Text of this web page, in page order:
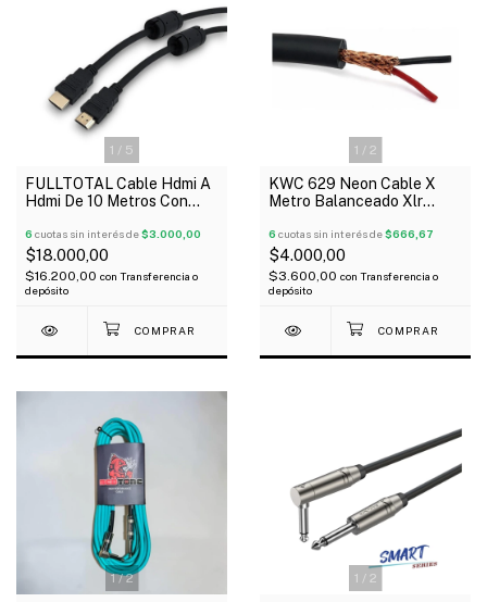
1 / 5
FULLTOTAL Cable Hdmi A
Hdmi De 10 Metros Con
6 cuotas sin interés de$3.000,00
$18.000,00
$16.200,00 con Transferencia o
depósito
1 / 2
KWC 629 Neon Cable X
Metro Balanceado Xlr
6 cuotas sin interés de$666,67
$4.000,00
$3.600,00 con Transferencia o
depósito
1/2 1 / 2